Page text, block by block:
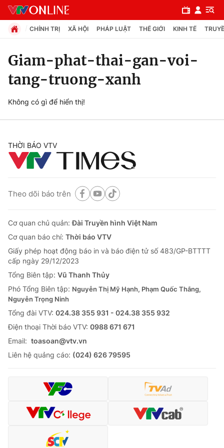
Chuyên mục
Chính trị
Pháp luật
Tin tức
Thế giới đó đây
Câu chuyện quốc tế
Kinh tế
Tài chính
Thị trường
Góc doanh nghiệp
Dữ liệu và đời sống
Truyền hình
Phim VTV
Hậu trường
Giải trí
Điện ảnh
Đời sống
Chất lượng cuộc sống
Giáo dục
Tuyển sinh
Học trực tuyến
Công nghệ
Hitech Công nghệ tương lai
CHÍNH TRỊ XÃ HỘI PHÁP LUẬT THẾ GIỚI KINH TẾ
Giam-phat-thai-gan-voi-
tang-truong-xanh
Không có gì để hiển thị!
THỜI BÁO VTV
Theo dõi báo trên
Cơ quan chủ quản:Đài Truyền hình Việt Nam
Cơ quan báo chí: Thời báo VTV
Giấy phép hoạt động báo in và báo điện tử số 483/GP-BTTTT
cấp ngày 29/12/2023
Tổng Biên tập: Vũ Thanh Thủy
Phó Tổng Biên tập: Nguyễn Thị Mỹ Hạnh, Phạm Quốc Thắng,
Nguyễn Trọng Ninh
Tổng đài VTV: 024.38 355 931 - 024.38 355 932
Ðiện thoại Thời báo VTV: 0988 671 671
Email: toasoan@vtv.vn
Liên hệ quảng cáo: (024) 626 79595